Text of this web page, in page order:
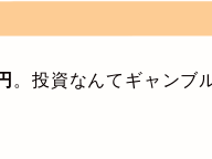
。投資なんてギャンブ